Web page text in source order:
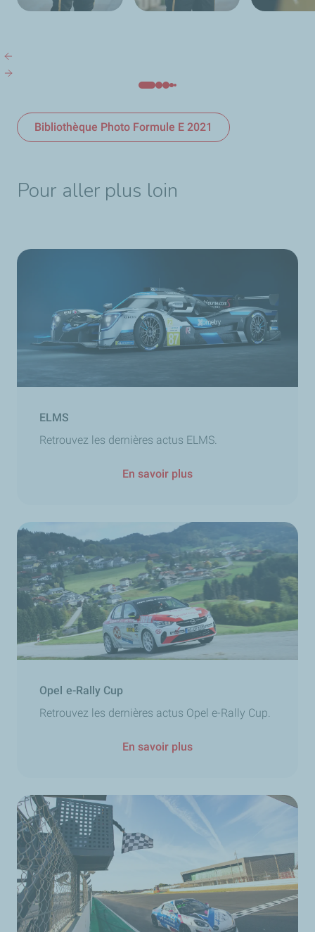
Bibliothèque Photo Formule E 2021
Pour aller plus loin
ELMS
Retrouvez les dernières actus ELMS.
En savoir plus
Opel e-Rally Cup
Retrouvez les dernières actus Opel e-Rally Cup.
En savoir plus